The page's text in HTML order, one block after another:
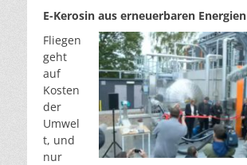
E-Kerosin aus erneuerbaren Energien
Fliegen
geht
auf
Kosten
der
Umwel
t, und
nur